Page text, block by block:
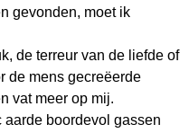
gevonden, moet ik
de terreur van de liefde of
de mens gecreëerde
vat meer op mij.
aarde boordevol gassen